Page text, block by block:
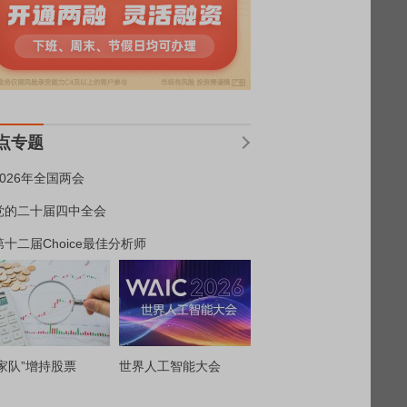
专题
年全国两会
的二十届四中全会
十二届Choice最佳分析师
队”增持股票 世界人工智能大会